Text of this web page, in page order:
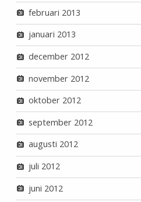
februari 2013
januari 2013
december 2012
november 2012
oktober 2012
september 2012
augusti 2012
juli 2012
juni 2012